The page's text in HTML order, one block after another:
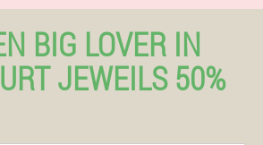
BIG LOVER IN
JEWEILS 50%